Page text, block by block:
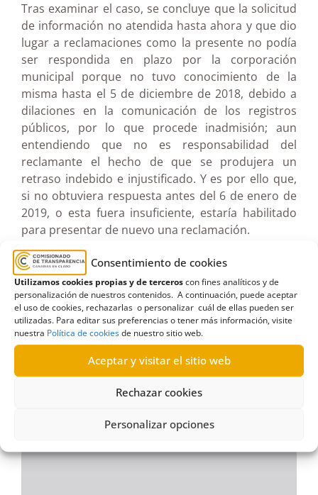
Consentimiento de cookies
Utilizamos cookies propias y de terceroscon fines analíticos y de
personalización de nuestros contenidos. A continuación, puede aceptar
el uso de cookies, rechazarlas o personalizar cuál de ellas pueden ser
utilizadas. Para editar sus preferencias o tener más información, visite
nuestra Política de cookiesde nuestro sitio web.
Aceptar y visitar el sitio web
Rechazar cookies
Personalizar opciones
Tras examinar el caso, se concluye que la solicitud
de información no atendida hasta ahora y que dio
lugar a reclamaciones como la presente no podía
ser respondida en plazo por la corporación
municipal porque no tuvo conocimiento de la
misma hasta el 5 de diciembre de 2018, debido a
dilaciones en la comunicación de los registros
públicos, por lo que procede inadmisión; aun
entendiendo que no es responsabilidad del
reclamante el hecho de que se produjera un
retraso indebido e injustificado. Y es por ello que,
si no obtuviera respuesta antes del 6 de enero de
2019, o esta fuera insuficiente, estaría habilitado
para presentar de nuevo una reclamación.
Por todo lo anteriormente expuesto, el
Comisionado resuelve inadmitir a trámite la
reclamación toda vez que la misma fue presentada
fuera del plazo legalmente previsto para ello.
Ver documento pdf en pantalla completa